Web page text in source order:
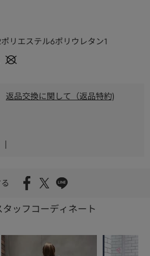
リエステル6ポリウレタン1
返品交換に関して（返品特約)
|
ッフコーディネート